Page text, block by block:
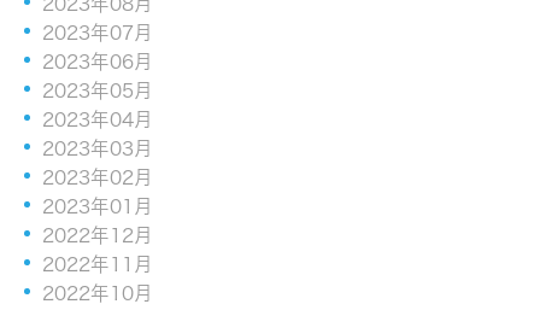
2023年07月
2023年06月
2023年05月
2023年04月
2023年03月
2023年02月
2023年01月
2022年12月
2022年11月
2022年10月